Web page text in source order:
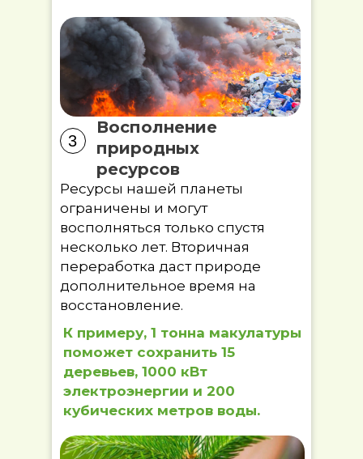
Ресурсы нашей планеты
ограничены и могут
восполняться только спустя
несколько лет. Вторичная
переработка даст природе
дополнительное время на
восстановление.
К примеру, 1 тонна макулатуры
поможет сохранить 15
деревьев, 1000 кВт
электроэнергии и 200
кубических метров воды.
3
Восполнение
природных
ресурсов